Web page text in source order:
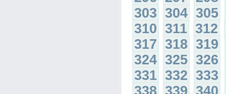
303 304 305
310 311 312
317 318 319
324 325 326
331 332 333
338 339 340